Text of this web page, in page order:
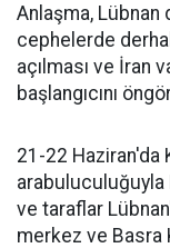
Anlaşma,
cephelerde
açılması ve İran
başlangıcını
21-22 Haziran'da
arabuluculuğuyla
ve taraflar
merkez ve